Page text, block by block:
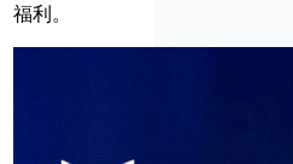
福利。